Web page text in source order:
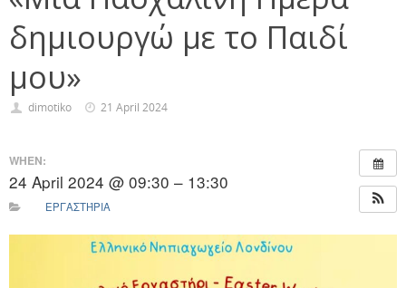
δημιουργώ με το Παιδί
μου»
dimotiko 21 April 2024
WHEN:
24 April 2024 @ 09:30 – 13:30
ΕΡΓΑΣΤΉΡΙΑ